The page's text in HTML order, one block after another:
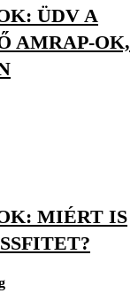
ÜDV A
AMRAP-OK,
MIÉRT IS